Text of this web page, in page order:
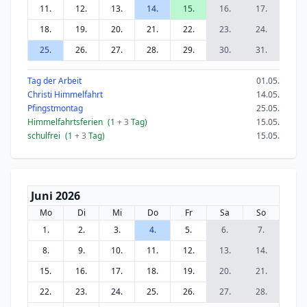
11.
12. 13. 14. 15. 16.
17.
18.
19. 20. 21. 22. 23.
24.
25.
26. 27. 28. 29. 30. 31.
Tag der Arbeit
01.05.
Christi Himmelfahrt
14.05.
Pfingstmontag
25.05.
Himmelfahrtsferien (1 + 3 Tag)
15.05.
schulfrei (1 + 3 Tag) 15.05.
Juni 2026
Mo Di Mi Do Fr Sa
So
1.
2. 3. 4. 5. 6.
7.
8.
9. 10. 11. 12. 13.
14.
15.
16. 17. 18. 19. 20.
21.
22.
23. 24. 25. 26. 27.
28.